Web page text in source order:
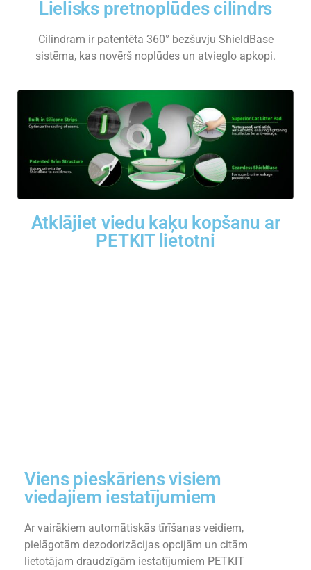
Lielisks pretnoplūdes cilindrs
Cilindram ir patentēta 360° bezšuvju ShieldBase
sistēma, kas novērš noplūdes un atvieglo apkopi.
Atklājiet viedu kaķu kopšanu ar
PETKIT lietotni
Viens pieskāriens visiem
viedajiem iestatījumiem
Ar vairākiem automātiskās tīrīšanas veidiem,
pielāgotām dezodorizācijas opcijām un citām
lietotājam draudzīgām iestatījumiem PETKIT